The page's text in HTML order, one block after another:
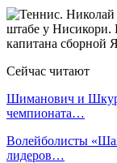
Сейчас читают
Шиманович и
чемпионата…
Волейболисты
лидеров…